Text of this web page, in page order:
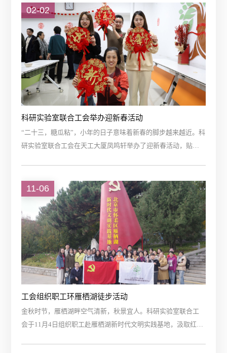
报的主题聚焦职工健康促进，在实施健康中国的大背景下，科
室工会作为党联系群众的桥梁纽带，以促进职工“双健康”为引
领，关心关爱职工身心健康，结合四季特征，开展针对身体、
膳食、环境和心理健康不同维度的特色活动。...
02-02
科研实验室联合工会举办迎新春活动
“二十三，糖瓜粘”，小年的日子意味着新春的脚步越来越近。科
研实验室联合工会在天工大厦凤鸣轩举办了迎新春活动，贴对
活动，提前向各位职工征集了创意春联。经过周密的准备，活
动当天，笔墨纸砚、福字，包饺子所需的面板、擀面杖、饺子
面、饺子馅一应俱全。职工或聚在一起写福字，画萌龙，或擀
皮包馅，欢声笑语不断。...
11-06
工会组织职工环雁栖湖徒步活动
金秋时节，雁栖湖畔空气清新，秋景宜人。科研实验室联合工
会于11月4日组织职工赴雁栖湖新时代文明实践基地，汲取红色